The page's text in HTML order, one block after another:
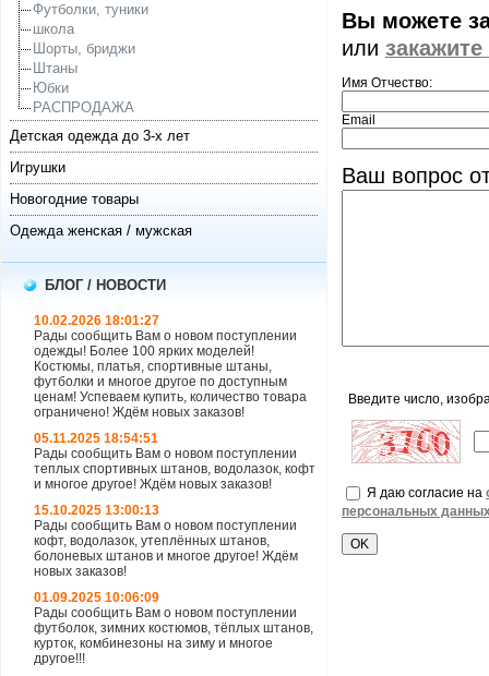
Футболки, туники
школа
Шорты, бриджи
Штаны
Юбки
РАСПРОДАЖА
Детская одежда до 3-х лет
Игрушки
Новогодние товары
Одежда женская / мужская
БЛОГ / НОВОСТИ
10.02.2026 18:01:27
Рады сообщить Вам о новом поступлении
одежды! Более 100 ярких моделей!
Костюмы, платья, спортивные штаны,
футболки и многое другое по доступным
ценам! Успеваем купить, количество товара
ограничено! Ждём новых заказов!
05.11.2025 18:54:51
Рады сообщить Вам о новом поступлении
теплых спортивных штанов, водолазок, кофт
и многое другое! Ждём новых заказов!
15.10.2025 13:00:13
Рады сообщить Вам о новом поступлении
кофт, водолазок, утеплённых штанов,
болоневых штанов и многое другое! Ждём
новых заказов!
01.09.2025 10:06:09
Рады сообщить Вам о новом поступлении
футболок, зимних костюмов, тёплых штанов,
курток, комбинезоны на зиму и многое
другое!!!
Вы можете
или
Имя Отчество:
Email
Ваш вопрос
Введите число,
Я даю согласие на
персональных